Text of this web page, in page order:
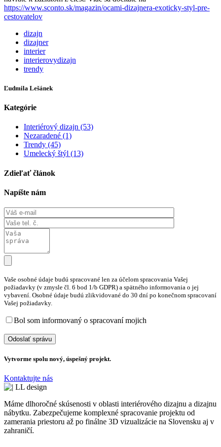
https://www.sconto.sk/magazin/ocami-dizajnera-exoticky-styl-pre-
cestovatelov
dizajn
dizajner
interier
interierovydizajn
trendy
Ľudmila Lešánek
Kategórie
Interiérový dizajn (53)
Nezaradené (1)
Trendy (45)
Umelecký štýl (13)
Zdieľať článok
Napíšte nám
Vaše osobné údaje budú spracované len za účelom spracovania Vašej
požiadavky (v zmysle čl. 6 bod 1/b GDPR) a spätného informovania o jej
vybavení. Osobné údaje budú zlikvidované do 30 dní po konečnom spracovaní
Vašej požiadavky.
Bol som informovaný o spracovaní mojich
Vytvorme spolu nový, úspešný projekt.
Kontaktujte nás
Máme dlhoročné skúsenosti v oblasti interiérového dizajnu a dizajnu
nábytku. Zabezpečujeme komplexné spracovanie projektu od
zamerania priestoru až po finálne 3D vizualizácie na Slovensku aj v
zahraničí.